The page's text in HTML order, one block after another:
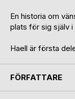
En historia om
plats för sig själv i
Haell är första
FÖRFATTARE